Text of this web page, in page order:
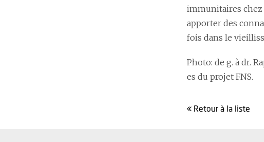
immunitaires chez
apporter des
fois dans le
Photo: de g. à dr.
es du projet FNS.
retour à la liste